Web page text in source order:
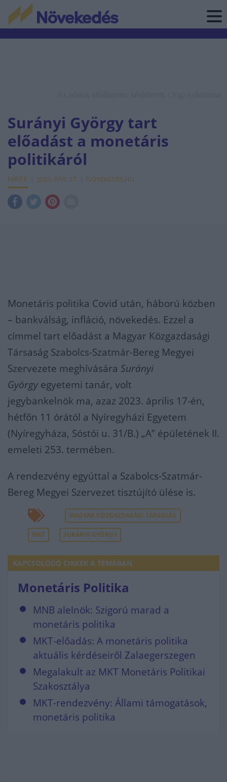
Surányi György tart
előadást a monetáris
politikáról
HÍREK 2023. ÁPR. 17. NÖVEKEDÉS.HU
Monetáris politika Covid után, háború közben
– bankválság, infláció, növekedés. Ezzel a
címmel tart előadást a Magyar Közgazdasági
Társaság Szabolcs-Szatmár-Bereg Megyei
Szervezete meghívására Surányi
György egyetemi tanár, volt
jegybankelnök ma, azaz 2023. április 17-én,
hétfőn 11 órától a Nyíregyházi Egyetem
(Nyíregyháza, Sóstói u. 31/B.) „A” épületének II.
emeleti 253. termében.
A rendezvény egyúttal a Szabolcs-Szatmár-
Bereg Megyei Szervezet tisztújító ülése is.
MAGYAR KÖZGAZDASÁGI TÁRSASÁG
MKT SURÁNYI GYÖRGY
KAPCSOLÓDÓ CIKKEK A TÉMÁBAN
Monetáris Politika
MNB alelnök: Szigorú marad a
monetáris politika
MKT-előadás: A monetáris politika
aktuális kérdéseiről Zalaegerszegen
Megalakult az MKT Monetáris Politikai
Szakosztálya
MKT-rendezvény: Állami támogatások,
monetáris politika